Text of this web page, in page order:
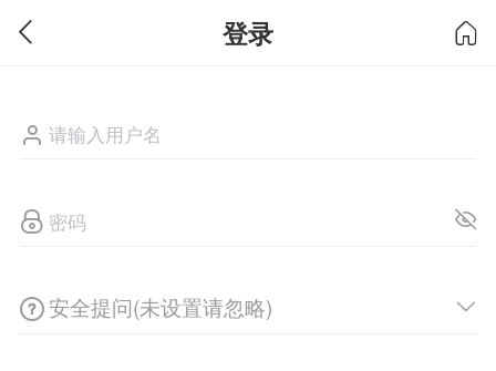
登录
安全提问(未设置请忽略)